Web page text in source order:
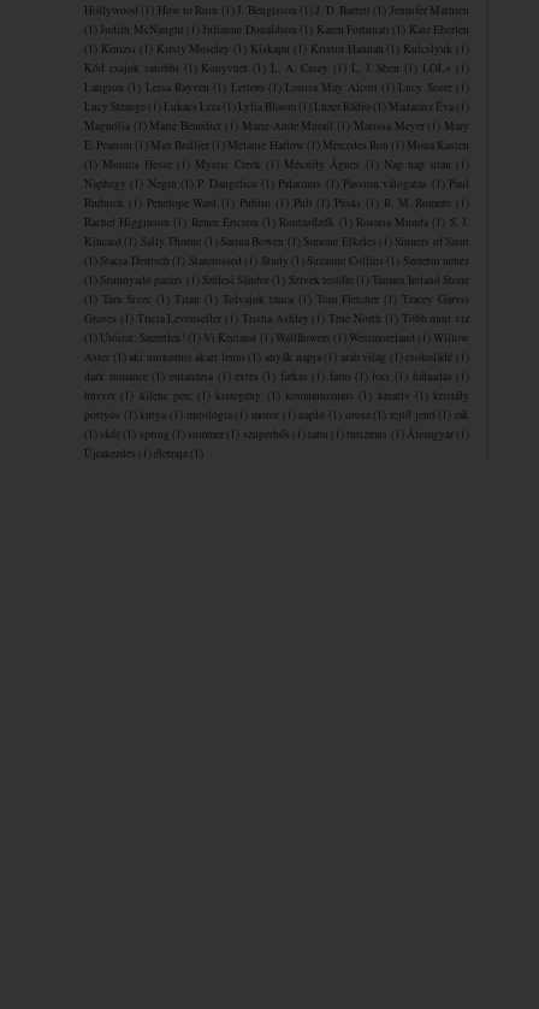
Hollywood
(1) How to Ruin (1)J. Bengtsson (1)J. D. Barrett (1) Jennifer Mathieu
(1)Judith McNaught (1)Julianne Donaldson (1) Karen Fortunati (1) Kate Eberlen
(1) Kinizsi (1) Kirsty Moseley (1) Kiskapu (1) Kristin Hannah (1) Kulcslyuk
(1)
Kód csajok satöbbi
(1) Könyvhét (1) L. A. Casey (1) L. J. Shen (1) LOL+
(1)
Langton
(1) Leisa Rayven (1) Lettero (1) Louisa May Alcott (1) Lucy Score
(1)
Lucy Strange (1) Lukács Liza (1) Lylia Bloom (1) Lúzer Rádió (1) Madarász Éva (1)
Magnólia
(1) Marie Benedict (1) Marie-Aude Murail (1) Marissa Meyer (1) Mary
E. Pearson
(1) Max Brallier (1) Melanie Harlow (1) Mercedes Ron (1) Mona Kasten
(1) Monica Hesse (1) Mystic Creek (1) Mészöly Ágnes (1) Nap nap után
(1)
Naphegy
(1) Negin (1) P. Dangelico (1) Palatinus (1) Passion válogatás (1) Paul
Rudnick
(1) Penelope Ward (1) Publio (1) Pult (1) Püski (1) R. M. Romero
(1)
Rachel Higginson
(1) Renee Ericson (1) Rontásűzők (1) Rosaria Munda (1) S. J.
Kincaid
(1) Sally Thorne (1) Sarina Bowen (1) Simone Elkeles (1) Sinners of Saint
(1) Stacia Deutsch (1) Starcrossed (1) Study (1) Suzanne Collins (1) Szeretni nehéz
(1) Szunnyadó parázs (1) Szélesi Sándor (1) Szívek testőre (1)Tamara Ireland Stone
(1) Tara Sivec (1) Titan (1) Tolvajok ​tánca (1) Tom Fletcher (1) Tracey Garvis
Graves
(1) Tricia Levenseller (1) Trisha Ashley (1) True North (1) Több mint víz
(1) Utóirat: Szeretlek! (1) Vi Keeland (1) Wallflowers (1) Westmoreland (1) Willow
Aster
(1) aki unikornis akart lenni (1) anyák napja (1) arab világ (1)csokoládé
(1)
dark romance
(1) eutanázia (1) extra (1) farkas (1) farm (1) foci (1) hálaadás
(1)
húsvét
(1) kilenc perc (1) kisregény (1) kommunizmus (1) kreatív (1) kristály
pöttyös
(1) kutya (1) mitológia (1) motor (1) napló (1) orosz (1) rejtő jenő (1) rák
(1) skót (1) spring (1) summer (1) szuperhős (1) tabu (1) turizmus (1) Álomgyár (1)
Újrakezdés
(1)életrajz (1)